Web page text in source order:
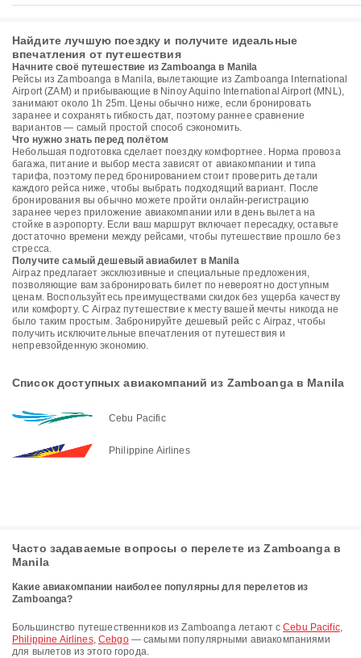
Найдите лучшую поездку и получите идеальные
впечатления от путешествия
Начните своё путешествие из Zamboanga в Manila
Рейсы из Zamboanga в Manila, вылетающие из Zamboanga International
Airport (ZAM) и прибывающие в Ninoy Aquino International Airport (MNL),
занимают около 1h 25m. Цены обычно ниже, если бронировать
заранее и сохранять гибкость дат, поэтому раннее сравнение
вариантов — самый простой способ сэкономить.
Что нужно знать перед полётом
Небольшая подготовка сделает поездку комфортнее. Норма провоза
багажа, питание и выбор места зависят от авиакомпании и типа
тарифа, поэтому перед бронированием стоит проверить детали
каждого рейса ниже, чтобы выбрать подходящий вариант. После
бронирования вы обычно можете пройти онлайн-регистрацию
заранее через приложение авиакомпании или в день вылета на
стойке в аэропорту. Если ваш маршрут включает пересадку, оставьте
достаточно времени между рейсами, чтобы путешествие прошло без
стресса.
Получите самый дешевый авиабилет в Manila
Airpaz предлагает эксклюзивные и специальные предложения,
позволяющие вам забронировать билет по невероятно доступным
ценам. Воспользуйтесь преимуществами скидок без ущерба качеству
или комфорту. С Airpaz путешествие к месту вашей мечты никогда не
было таким простым. Забронируйте дешевый рейс с Airpaz, чтобы
получить исключительные впечатления от путешествия и
непревзойденную экономию.
Список доступных авиакомпаний из Zamboanga в Manila
Cebu Pacific
Philippine Airlines
Часто задаваемые вопросы о перелете из Zamboanga в
Manila
Какие авиакомпании наиболее популярны для перелетов из
Zamboanga?
Большинство путешественников из Zamboanga летают сCebu Pacific,
Philippine Airlines, Cebgo— самыми популярными авиакомпаниями
для вылетов из этого города.